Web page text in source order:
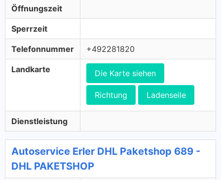
Öffnungszeit
Sperrzeit
Telefonnummer +492281820
Landkarte Die Karte siehen
Richtung Ladenseile
Dienstleistung
Autoservice Erler DHL Paketshop 689 -
DHL PAKETSHOP